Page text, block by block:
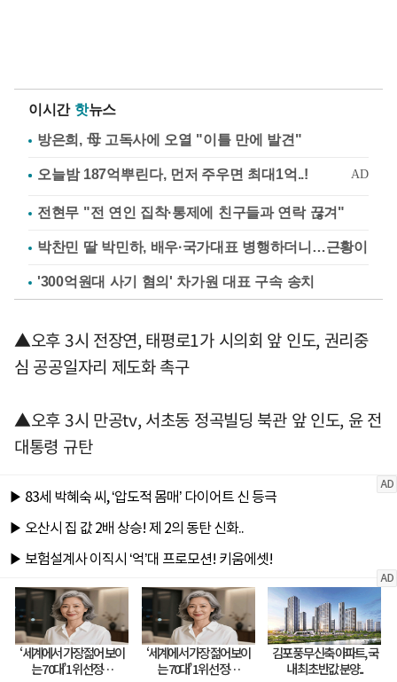
이시간 핫뉴스
방은희, 母 고독사에 오열 "이틀 만에 발견"
전현무 "전 연인 집착·통제에 친구들과 연락 끊겨"
박찬민 딸 박민하, 배우·국가대표 병행하더니…근황이
'300억원대 사기 혐의' 차가원 대표 구속 송치
▲오후 3시 전장연, 태평로1가 시의회 앞 인도, 권리중
심 공공일자리 제도화 촉구
▲오후 3시 만공tv, 서초동 정곡빌딩 북관 앞 인도, 윤 전
대통령 규탄